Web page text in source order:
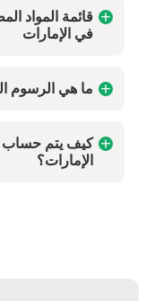
قائمة المواد
في الإمارات
ما هي الرسوم
كيف يتم حساب
الإمارات؟